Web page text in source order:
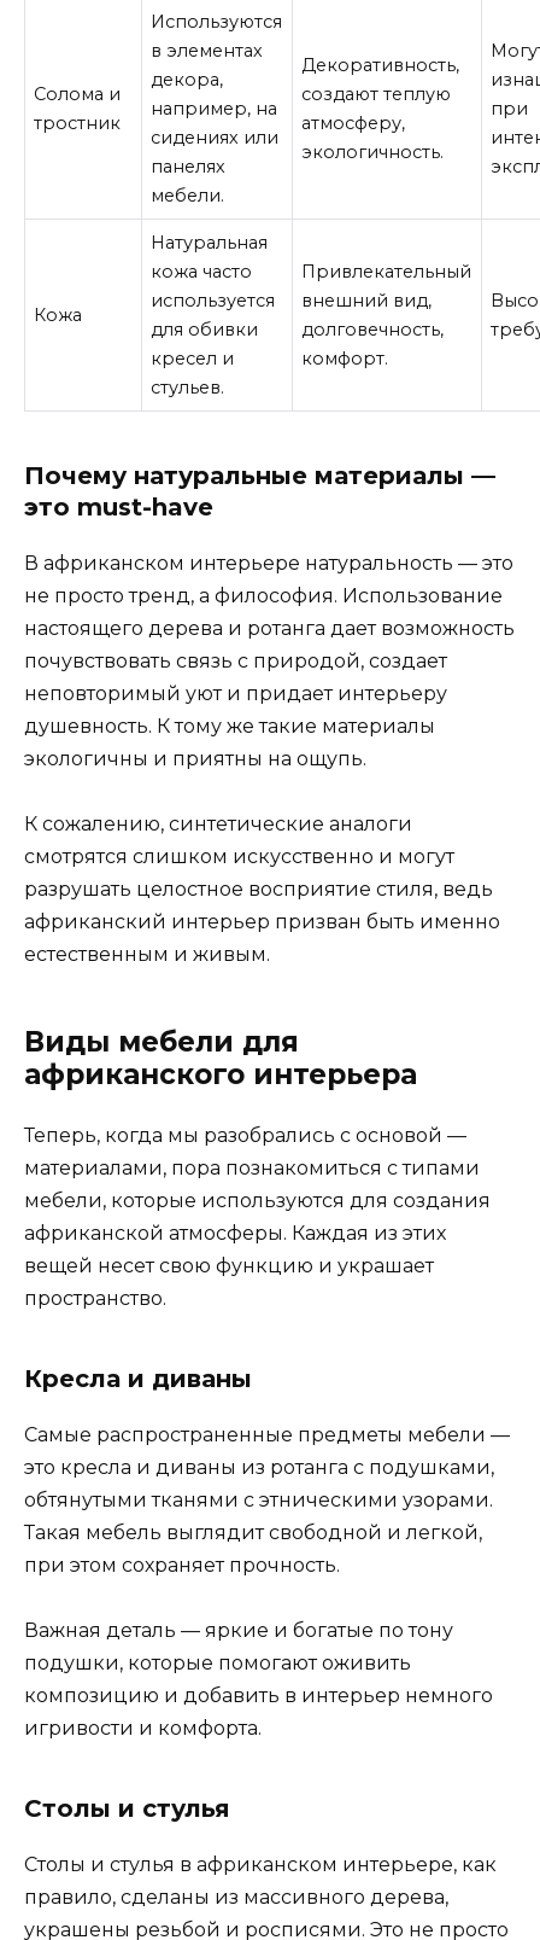
Солома и
тростник
Используются
в элементах
декора,
например, на
сидениях или
панелях
мебели.
Декоративность,
создают теплую
атмосферу,
экологичность.
при
Кожа
Натуральная
кожа часто
используется
для обивки
кресел и
стульев.
Привлекательный
внешний вид,
долговечность,
комфорт.
Почему натуральные материалы —
это must-have
В африканском интерьере натуральность — это
не просто тренд, а философия. Использование
настоящего дерева и ротанга дает возможность
почувствовать связь с природой, создает
неповторимый уют и придает интерьеру
душевность. К тому же такие материалы
экологичны и приятны на ощупь.
К сожалению, синтетические аналоги
смотрятся слишком искусственно и могут
разрушать целостное восприятие стиля, ведь
африканский интерьер призван быть именно
естественным и живым.
Виды мебели для
африканского интерьера
Теперь, когда мы разобрались с основой —
материалами, пора познакомиться с типами
мебели, которые используются для создания
африканской атмосферы. Каждая из этих
вещей несет свою функцию и украшает
пространство.
Кресла и диваны
Самые распространенные предметы мебели —
это кресла и диваны из ротанга с подушками,
обтянутыми тканями с этническими узорами.
Такая мебель выглядит свободной и легкой,
при этом сохраняет прочность.
Важная деталь — яркие и богатые по тону
подушки, которые помогают оживить
композицию и добавить в интерьер немного
игривости и комфорта.
Столы и стулья
Столы и стулья в африканском интерьере, как
правило, сделаны из массивного дерева,
украшены резьбой и росписями. Это не просто